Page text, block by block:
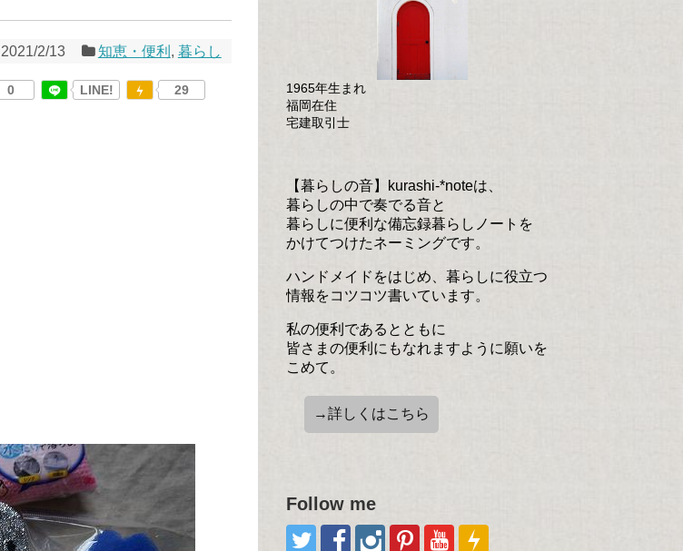
2021/2/13 知恵・便利 , 暮らし
0 LINE! 29
1965年生まれ
福岡在住
宅建取引士
【暮らしの音】kurashi-*noteは、
暮らしの中で奏でる音と
暮らしに便利な備忘録暮らしノートを
かけてつけたネーミングです。
ハンドメイドをはじめ、暮らしに役立つ
情報をコツコツ書いています。
私の便利であるとともに
皆さまの便利にもなれますように願いを
こめて。
→詳しくはこちら
Follow me